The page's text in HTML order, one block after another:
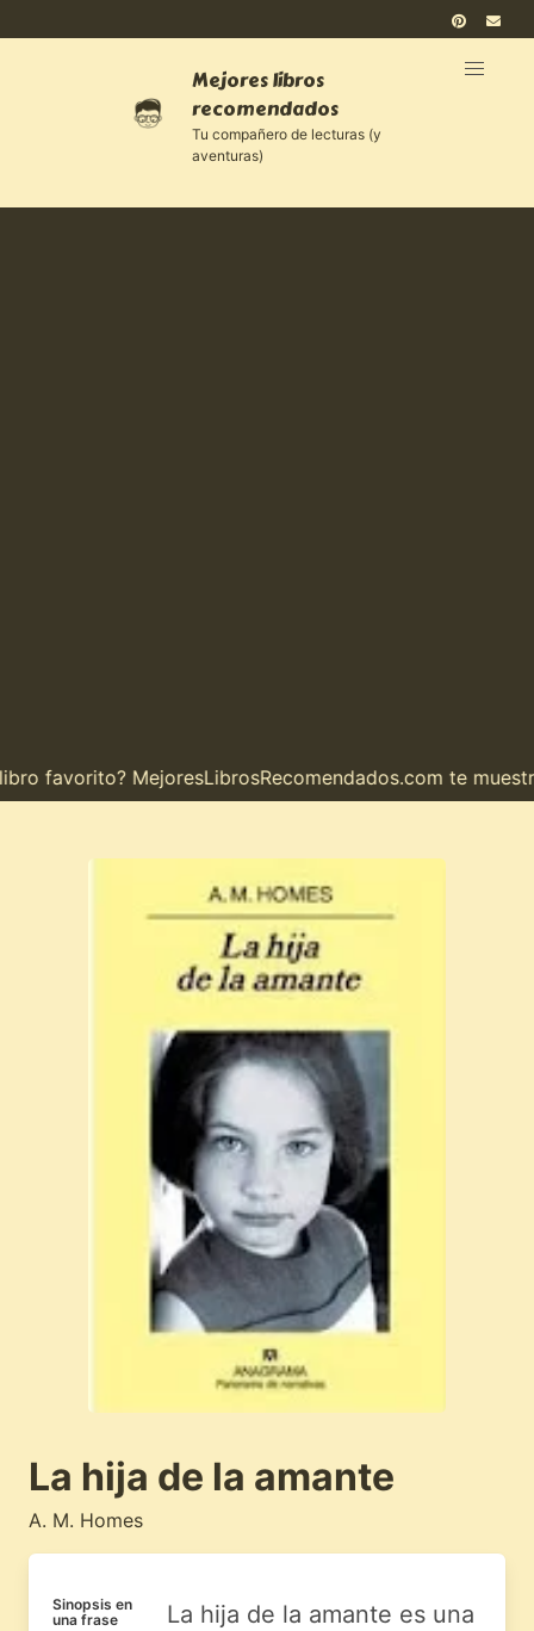
Mejores libros
recomendados
Tu compañero de lecturas (y
aventuras)
MejoresLibrosRecomendados.com te muestra el
La hija de la amante
A. M. Homes
Sinopsis en
una frase
La hija de la amante es una